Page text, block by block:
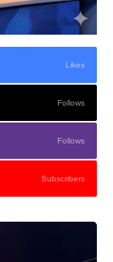
Likes
Follows
Follows
Subscribers